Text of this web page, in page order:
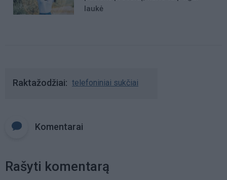
laukė
Raktažodžiai telefoniniai sukčiai
Komentarai
Rašyti komentarą